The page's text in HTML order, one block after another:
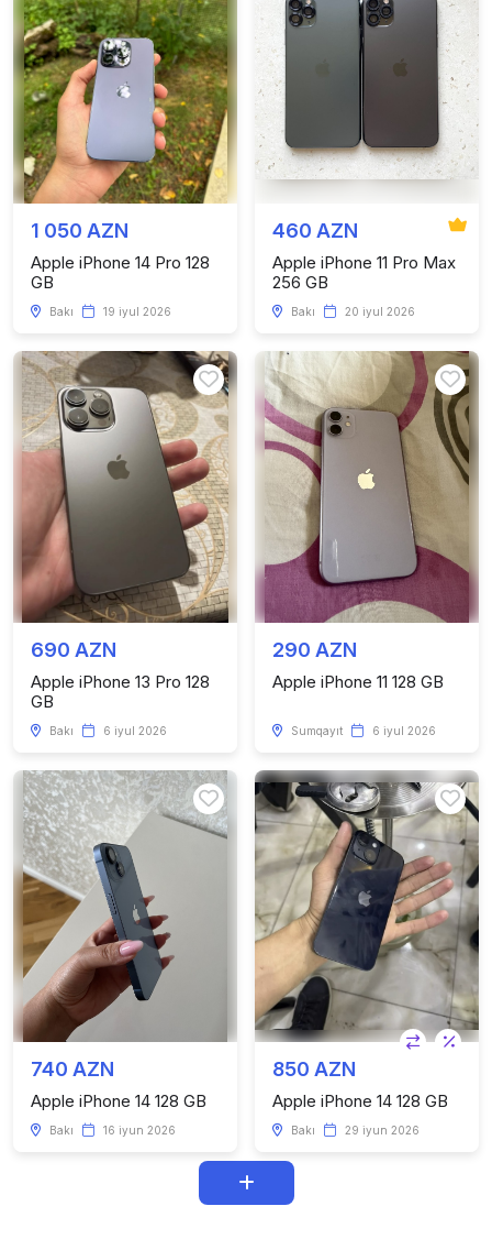
1 050 AZN
Apple iPhone 14 Pro 128
GB
Bakı 19 iyul 2026
460 AZN
Apple iPhone 11 Pro Max
256 GB
Bakı 20 iyul 2026
690 AZN
Apple iPhone 13 Pro 128
GB
Bakı 6 iyul 2026
290 AZN
Apple iPhone 11 128 GB
Sumqayıt 6 iyul 2026
740 AZN
Apple iPhone 14 128 GB
Bakı 16 iyun 2026
850 AZN
Apple iPhone 14 128 GB
Bakı 29 iyun 2026